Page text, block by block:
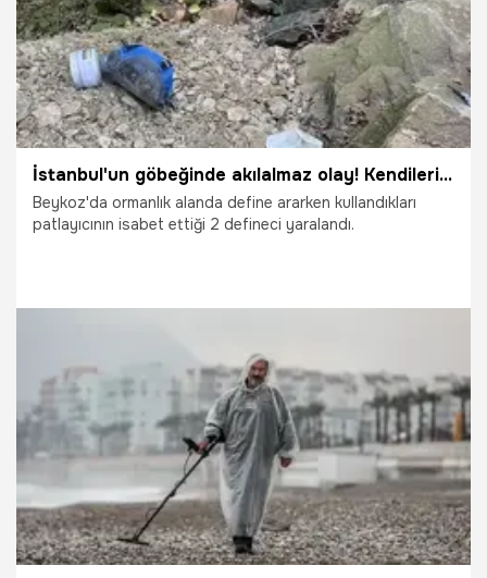
İstanbul'un göbeğinde akılalmaz olay! Kendilerini havaya uçurdular
Beykoz'da ormanlık alanda define ararken kullandıkları
patlayıcının isabet ettiği 2 defineci yaralandı.
15.07.2021 Yaşam